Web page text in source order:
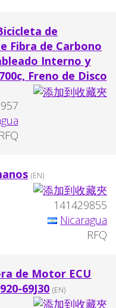
de
Fibra de Carbono
Interno y
Freno de Disco
RFQ
(EN)
141429855
Nicaragua
RFQ
de Motor ECU
69J30 (EN)